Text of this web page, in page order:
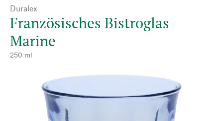
Duralex
Französisches Bistroglas
Marine
250 ml